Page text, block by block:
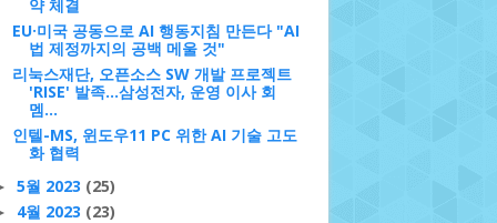
약 체결
EU·미국 공동으로 AI 행동지침 만든다 "AI
법 제정까지의 공백 메울 것"
리눅스재단, 오픈소스 SW 개발 프로젝트
'RISE' 발족...삼성전자, 운영 이사 회
멤...
인텔-MS, 윈도우11 PC 위한 AI 기술 고도
화 협력
5월 2023 (25)
4월 2023 (23)